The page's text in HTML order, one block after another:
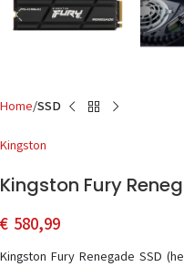
Home SSD
Kingston
Kingston Fury
€ 580,99
Kingston Fury Renegade SSD